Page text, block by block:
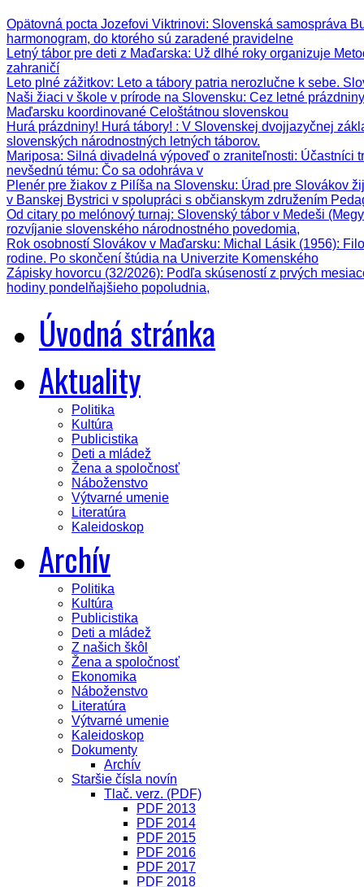
Opätovná pocta Jozefovi Viktrinovi: Slovenská samospráva
harmonogram, do ktorého sú zaradené pravidelne
Letný tábor pre deti z Maďarska: Už dlhé roky organizuje
zahraničí
Leto plné zážitkov: Leto a tábory patria nerozlučne k sebe.
Naši žiaci v škole v prírode na Slovensku: Cez letné
Maďarsku koordinované Celoštátnou slovenskou
Hurá prázdniny! Hurá tábory! : V Slovenskej dvojjazyčnej
slovenských národnostných letných táborov.
Mariposa: Silná divadelná výpoveď o zraniteľnosti: Účastníci
nevšednú tému: Čo sa odohráva v
Plenér pre žiakov z Pilíša na Slovensku: Úrad pre Slovákov
v Banskej Bystrici v spolupráci s občianskym združením
Od citary po melónový turnaj: Slovenský tábor v Medeši
rozvíjanie slovenského národnostného povedomia,
Rok osobností Slovákov v Maďarsku: Michal Lásik (1956):
rodine. Po skončení štúdia na Univerzite Komenského
Zápisky hovorcu (32/2026): Podľa skúseností z prvých
hodiny pondelňajšieho popoludnia,
Úvodná stránka
Aktuality
Politika
Kultúra
Publicistika
Deti a mládež
Žena a spoločnosť
Náboženstvo
Výtvarné umenie
Literatúra
Kaleidoskop
Archív
Politika
Kultúra
Publicistika
Deti a mládež
Z našich škôl
Žena a spoločnosť
Ekonomika
Náboženstvo
Literatúra
Výtvarné umenie
Kaleidoskop
Dokumenty
Archív
Staršie čísla novín
Tlač. verz. (PDF)
PDF 2013
PDF 2014
PDF 2015
PDF 2016
PDF 2017
PDF 2018